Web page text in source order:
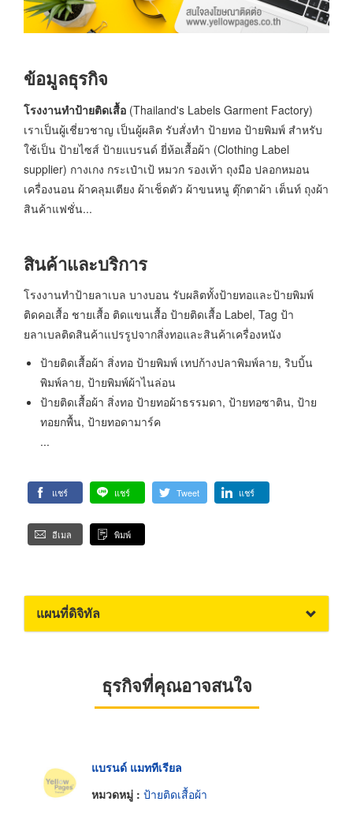
ข้อมูลธุรกิจ
โรงงานทำป้ายติดเสื้อ (Thailand's Labels Garment Factory)
เราเป็นผู้เชี่ยวชาญ เป็นผู้ผลิต รับสั่งทำ ป้ายทอ ป้ายพิมพ์ สำหรับ
ใช้เป็น ป้ายไซส์ ป้ายแบรนด์ ยี่ห้อเสื้อผ้า (Clothing Label
supplier) กางเกง กระเป๋าเป้ หมวก รองเท้า ถุงมือ ปลอกหมอน
เครื่องนอน ผ้าคลุมเตียง ผ้าเช็ดตัว ผ้าขนหนู ตุ๊กตาผ้า เต็นท์ ถุงผ้า
สินค้าแฟชั่น...
สินค้าและบริการ
โรงงานทำป้ายลาเบล บางบอน รับผลิตทั้งป้ายทอและป้ายพิมพ์
ติดคอเสื้อ ชายเสื้อ ติดแขนเสื้อ ป้ายติดเสื้อ Label, Tag ป้า
ยลาเบลติดสินค้าแปรรูปจากสิ่งทอและสินค้าเครื่องหนัง
ป้ายติดเสื้อผ้า สิ่งทอ ป้ายพิมพ์ เทปก้างปลาพิมพ์ลาย, ริบบิ้น
พิมพ์ลาย, ป้ายพิมพ์ผ้าไนล่อน
ป้ายติดเสื้อผ้า สิ่งทอ ป้ายทอผ้าธรรมดา, ป้ายทอซาติน, ป้าย
ทอยกพื้น, ป้ายทอดามาร์ค
...
แชร์ แชร์ Tweet แชร์
อีเมล พิมพ์
แผนที่ดิจิทัล
ธุรกิจที่คุณอาจสนใจ
แบรนด์ แมททีเรียล
หมวดหมู่ : ป้ายติดเสื้อผ้า